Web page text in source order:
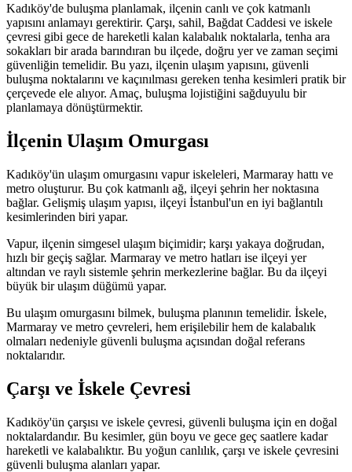
Kadıköy'de buluşma planlamak, ilçenin canlı ve çok katmanlı
yapısını anlamayı gerektirir. Çarşı, sahil, Bağdat Caddesi ve iskele
çevresi gibi gece de hareketli kalan kalabalık noktalarla, tenha ara
sokakları bir arada barındıran bu ilçede, doğru yer ve zaman seçimi
güvenliğin temelidir. Bu yazı, ilçenin ulaşım yapısını, güvenli
buluşma noktalarını ve kaçınılması gereken tenha kesimleri pratik bir
çerçevede ele alıyor. Amaç, buluşma lojistiğini sağduyulu bir
planlamaya dönüştürmektir.
İlçenin Ulaşım Omurgası
Kadıköy'ün ulaşım omurgasını vapur iskeleleri, Marmaray hattı ve
metro oluşturur. Bu çok katmanlı ağ, ilçeyi şehrin her noktasına
bağlar. Gelişmiş ulaşım yapısı, ilçeyi İstanbul'un en iyi bağlantılı
kesimlerinden biri yapar.
Vapur, ilçenin simgesel ulaşım biçimidir; karşı yakaya doğrudan,
hızlı bir geçiş sağlar. Marmaray ve metro hatları ise ilçeyi yer
altından ve raylı sistemle şehrin merkezlerine bağlar. Bu da ilçeyi
büyük bir ulaşım düğümü yapar.
Bu ulaşım omurgasını bilmek, buluşma planının temelidir. İskele,
Marmaray ve metro çevreleri, hem erişilebilir hem de kalabalık
olmaları nedeniyle güvenli buluşma açısından doğal referans
noktalarıdır.
Çarşı ve İskele Çevresi
Kadıköy'ün çarşısı ve iskele çevresi, güvenli buluşma için en doğal
noktalardandır. Bu kesimler, gün boyu ve gece geç saatlere kadar
hareketli ve kalabalıktır. Bu yoğun canlılık, çarşı ve iskele çevresini
güvenli buluşma alanları yapar.